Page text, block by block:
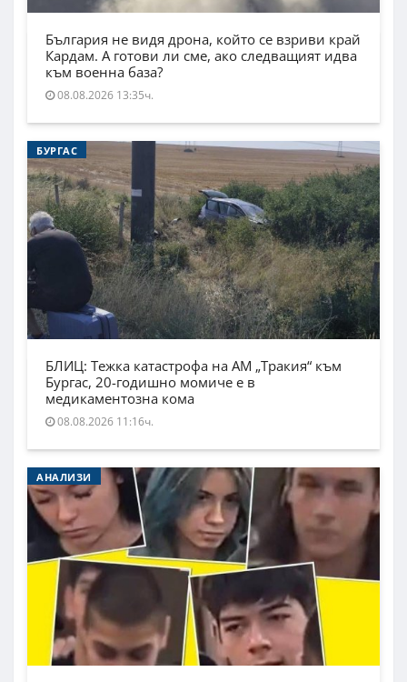
България не видя дрона, който се взриви край
Кардам. А готови ли сме, ако следващият идва
към военна база?
08.08.2026 13:35ч.
БУРГАС
БЛИЦ: Тежка катастрофа на АМ „Тракия“ към
Бургас, 20-годишно момиче е в
медикаментозна кома
08.08.2026 11:16ч.
АНАЛИЗИ